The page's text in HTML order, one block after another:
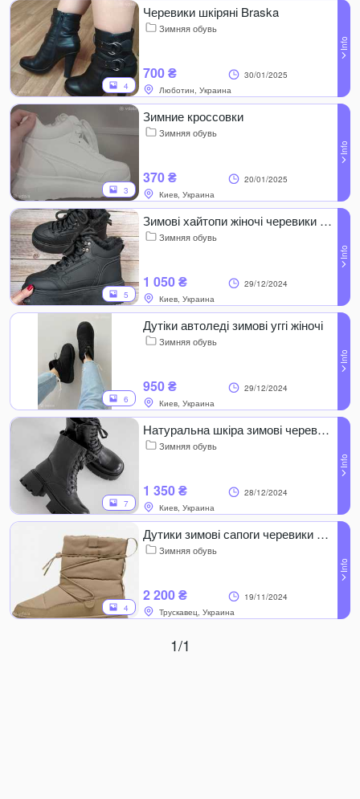
4
Черевики шкіряні Braska
Зимняя обувь
700 ₴
30/01/2025
Люботин, Украина
3
Зимние кроссовки
Зимняя обувь
370 ₴
20/01/2025
Киев, Украина
5
Зимові хайтопи жіночі черевики кросівки на платформі
Зимняя обувь
1 050 ₴
29/12/2024
Киев, Украина
6
Дутіки автоледі зимові уггі жіночі
Зимняя обувь
950 ₴
29/12/2024
Киев, Украина
7
Натуральна шкіра зимові черевики жіночі шкіряні берці
Зимняя обувь
1 350 ₴
28/12/2024
Киев, Украина
4
Дутики зимові сапоги черевики puma 37 38 39
Зимняя обувь
2 200 ₴
19/11/2024
Трускавец, Украина
1/1